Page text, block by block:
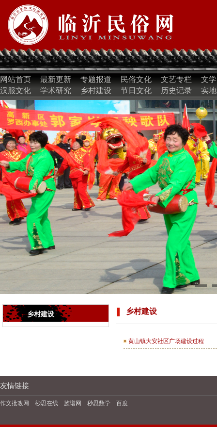
网站首页 最新更新 专题报道 民俗文化 文艺专栏
文
汉服文化
学术研究 乡村建设 节日文化 历史记录 实
乡村建设 乡村建设
黄山镇大安社区广场建设过程
友情链接
作文批改网 秒思在线 族谱网 秒思数学 百度